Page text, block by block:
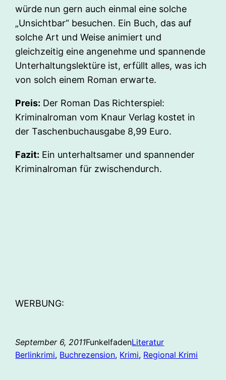
würde nun gern auch einmal eine solche
„Unsichtbar“ besuchen. Ein Buch, das auf
solche Art und Weise animiert und
gleichzeitig eine angenehme und spannende
Unterhaltungslektüre ist, erfüllt alles, was ich
von solch einem Roman erwarte.
Preis: Der Roman Das Richterspiel:
Kriminalroman vom Knaur Verlag kostet in
der Taschenbuchausgabe 8,99 Euro.
Fazit: Ein unterhaltsamer und spannender
Kriminalroman für zwischendurch.
WERBUNG:
September 6, 2011FunkelfadenLiteratur
Berlinkrimi, Buchrezension, Krimi, Regional Krimi